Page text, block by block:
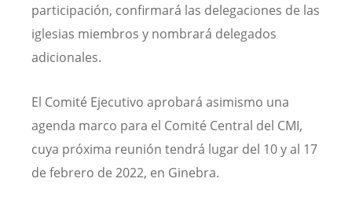
participación, confirmará las delegaciones de las
iglesias miembros y nombrará delegados
adicionales.
El Comité Ejecutivo aprobará asimismo una
agenda marco para el Comité Central del CMI,
cuya próxima reunión tendrá lugar del 10 y al 17
de febrero de 2022, en Ginebra.